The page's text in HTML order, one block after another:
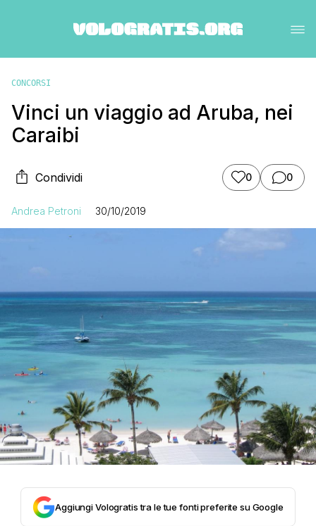
CONCORSI
Vinci un viaggio ad Aruba, nei
Caraibi
Condividi 0 0
Andrea Petroni 30/10/2019
Aggiungi Vologratis tra le tue fonti preferite su Google